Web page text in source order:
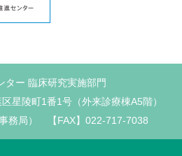
ター 臨床研究実施部門
星陵町1番1号（外来診療棟A5階）
務局） 【FAX】022-717-7038